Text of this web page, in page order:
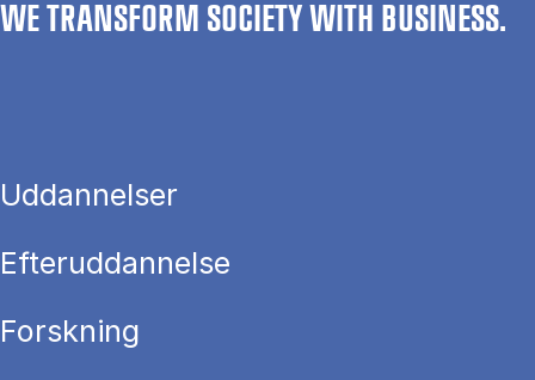
WE TRANSFORM SOCIETY WITH BUSINESS.
Uddannelser
Efteruddannelse
Forskning